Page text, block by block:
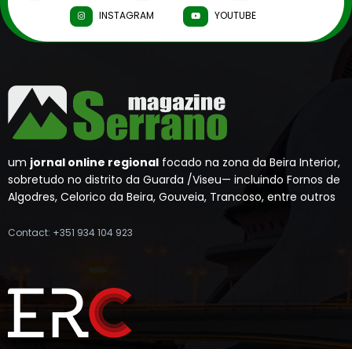
INSTAGRAM
YOUTUBE
um jornal online regional focado na zona da Beira Interior,
sobretudo no distrito da Guarda /Viseu— incluindo Fornos de
Algodres, Celorico da Beira, Gouveia, Trancoso, entre outros
Contact: +351 934 104 923